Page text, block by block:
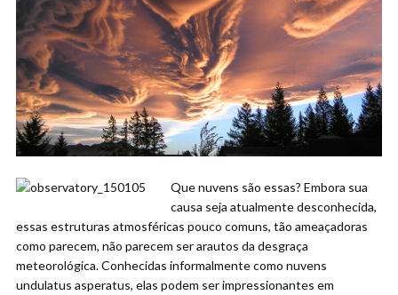
Que nuvens são essas? Embora sua
causa seja atualmente desconhecida,
essas estruturas atmosféricas pouco comuns, tão ameaçadoras
como parecem, não parecem ser arautos da desgraça
meteorológica. Conhecidas informalmente como nuvens
undulatus asperatus, elas podem ser impressionantes em